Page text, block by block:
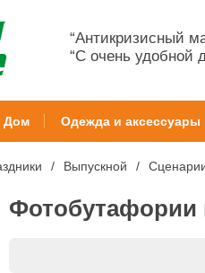
“Антикризисный
“С очень удобной
Дом Одежда и аксессуары
Выпускной
Фотобутафории